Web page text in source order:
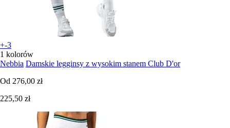
+-3
1 kolorów
Nebbia Damskie legginsy z wysokim stanem Club D'or
Od 276,00 zł
225,50 zł